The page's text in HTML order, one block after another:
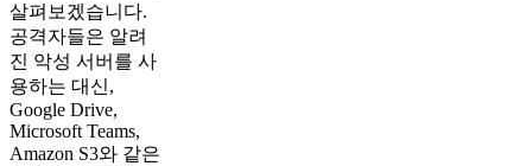
살펴보겠습니다.
공격자들은 알려
진 악성 서버를 사
용하는 대신,
Google Drive,
Microsoft Teams,
Amazon S3와 같은